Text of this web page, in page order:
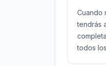
Cuando
tendrás
todos